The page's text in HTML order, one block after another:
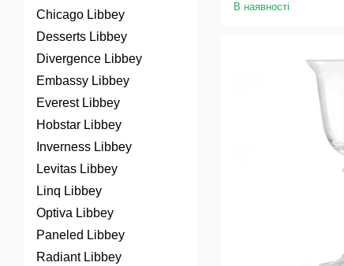
В наявності
Chicago Libbey
Desserts Libbey
Divergence Libbey
Embassy Libbey
Everest Libbey
Hobstar Libbey
Inverness Libbey
Levitas Libbey
Linq Libbey
Optiva Libbey
Paneled Libbey
Radiant Libbey